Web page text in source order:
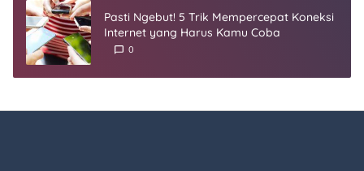
Pasti Ngebut! 5 Trik Mempercepat Koneksi
Internet yang Harus Kamu Coba
0